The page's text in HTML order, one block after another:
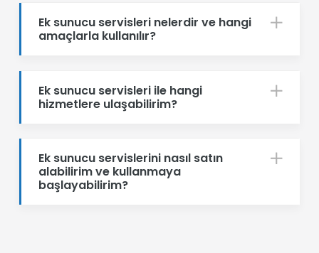
Ek sunucu servisleri nelerdir ve hangi
amaçlarla kullanılır?
Ek sunucu servisleri ile hangi
hizmetlere ulaşabilirim?
Ek sunucu servislerini nasıl satın
alabilirim ve kullanmaya
başlayabilirim?